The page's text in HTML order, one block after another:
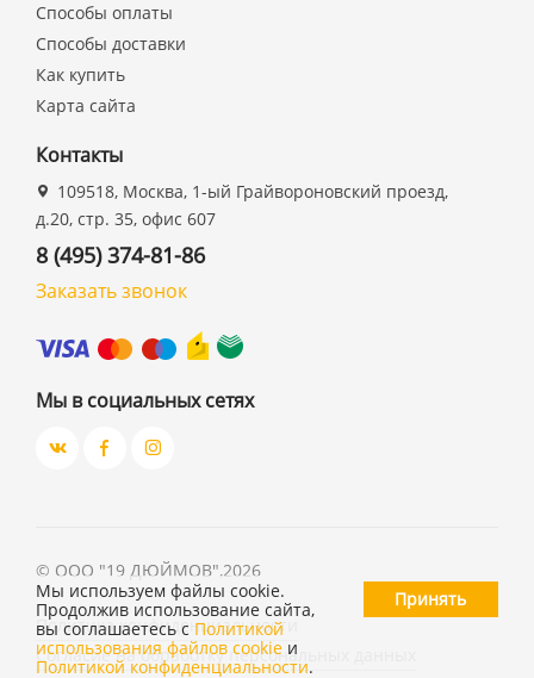
Способы оплаты
Способы доставки
Как купить
Карта сайта
Контакты
109518, Москва, 1-ый Грайвороновский проезд,
д.20, стр. 35, офис 607
8 (495) 374-81-86
Заказать звонок
Мы в социальных сетях
© ООО "19 ДЮЙМОВ",2026
Политика конфиденциальности
Согласие на обработку персональных данных
Мы используем файлы cookie.
Продолжив использование сайта,
вы соглашаетесь с Политикой
использования файлов cookie и
Политикой конфиденциальности.
Принять